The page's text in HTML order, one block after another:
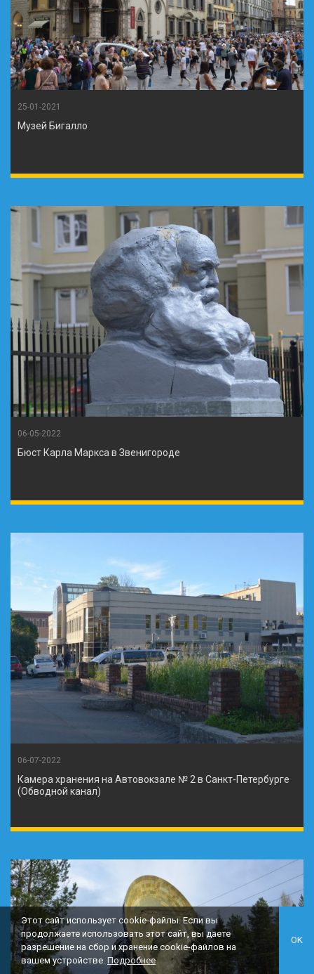
25-01-2021
Музей Бигалло
06-05-2022
Бюст Карла Маркса в Звенигороде
06-07-2022
Камера хранения на Автовокзале № 2 в Санкт-Петербурге
(Обводной канал)
Этот сайт использует cookie-файлы. Если вы
продолжаете использовать этот сайт, вы даете
разрешение на сбор и хранение cookie-файлов на
вашем устройстве. Подробнее
OK